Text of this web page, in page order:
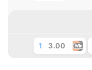
1 3.00